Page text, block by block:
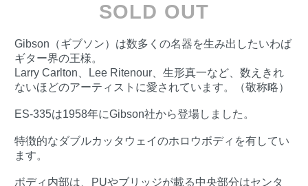
SOLD OUT
Gibson（ギブソン）は数多くの名器を生み出したいわば
ギター界の王様。
Larry Carlton、Lee Ritenour、生形真一など、数えきれ
ないほどのアーティストに愛されています。（敬称略）
ES-335は1958年にGibson社から登場しました。
特徴的なダブルカッタウェイのホロウボディを有してい
ます。
ボディ内部は、PUやブリッジが載る中央部分はセンタ